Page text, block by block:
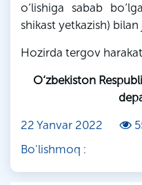
o‘lishiga sabab
shikast yetkazish)
Hozirda tergov
O‘zbekiston
22 Yanvar 2022
Bo'lishmoq :